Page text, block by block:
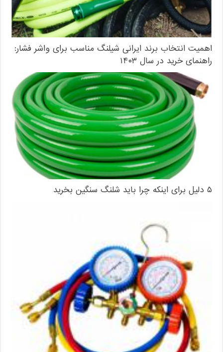
اهمیت انتخاب برند ایرانی شیلنگ مناسب برای واشر فشار:
راهنمای خرید در سال ۱۴۰۳
۵ دلیل برای اینکه چرا باید شلنگ‌ سنگین بخرید